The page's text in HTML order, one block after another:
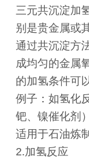
三元共沉淀加
别是贵金属或
通过共沉淀方
成均匀的金属
的加氢条件可
例子：如氢化
钯、镍催化剂
适用于石油炼
2.加氢反应